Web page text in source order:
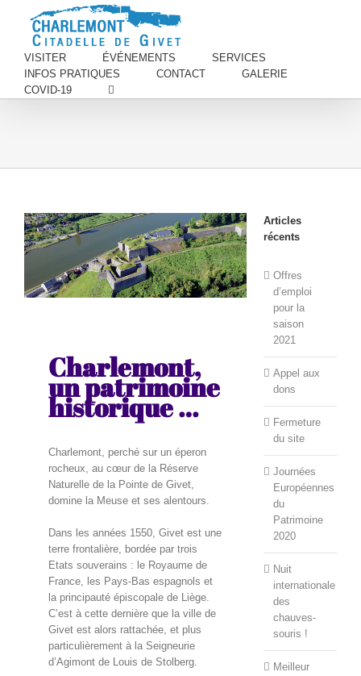
VISITER ÉVÉNEMENTS
SERVICES
INFOS PRATIQUES
CONTACT
GALERIE
COVID-19
Charlemont,
un patrimoine
historique …
Charlemont, perché sur un éperon
rocheux, au cœur de la Réserve
Naturelle de la Pointe de Givet,
domine la Meuse et ses alentours.
Dans les années 1550, Givet est une
terre frontalière, bordée par trois
Etats souverains : le Royaume de
France, les Pays-Bas espagnols et
la principauté épiscopale de Liège.
C’est à cette dernière que la ville de
Givet est alors rattachée, et plus
particulièrement à la Seigneurie
d’Agimont de Louis de Stolberg.
Articles
récents
Offres
d’emploi
pour la
saison
2021
Appel aux
dons
Fermeture
du site
Journées
Européennes
du
Patrimoine
2020
Nuit
internationale
des
chauves-
souris !
Meilleur